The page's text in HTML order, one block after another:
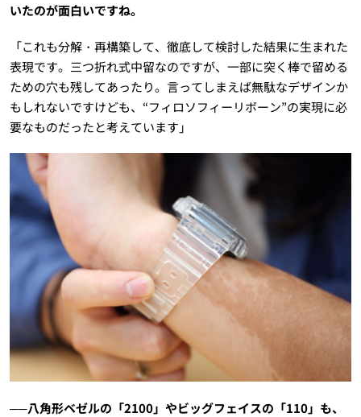
いたのが面白いですね。
「これも分解・再構築して、徹底して検討した結果に生まれた
表現です。三つ折れ式中留なのですが、一部に突く棒で留める
ための穴も残してあったり。言ってしまえば無駄なデザインか
もしれないですけども、“フィロソフィーリボーン”の実現に必
要なものだったと考えています」
──八角形ベゼルの「2100」やビッグフェイスの「110」も、